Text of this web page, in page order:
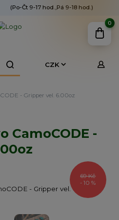
CZK
(Po-Čt 9-17 hod.,Pá 9-18 hod.)
0
- Gripper vel. 6.00oz
CamoCODE -
69 Kč
- 10 %